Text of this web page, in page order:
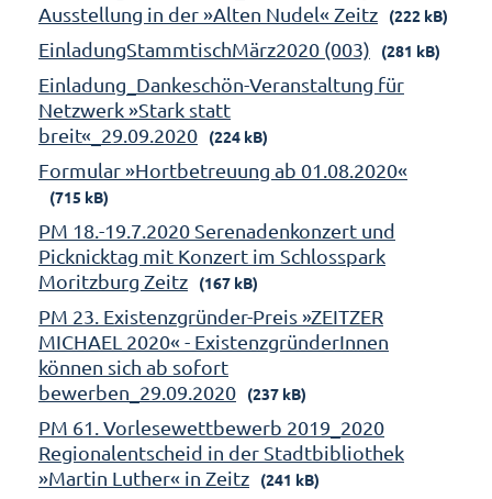
Ausstellung in der »Alten Nudel« Zeitz
(222 kB)
EinladungStammtischMärz2020 (003) (281 kB)
Einladung_Dankeschön-Veranstaltung für
Netzwerk »Stark statt
breit«_29.09.2020
(224 kB)
Formular »Hortbetreuung ab 01.08.2020«
(715 kB)
PM 18.-19.7.2020 Serenadenkonzert und
Picknicktag mit Konzert im Schlosspark
Moritzburg Zeitz
(167 kB)
PM 23. Existenzgründer-Preis »ZEITZER
MICHAEL 2020« - ExistenzgründerInnen
können sich ab sofort
bewerben_29.09.2020
(237 kB)
PM 61. Vorlesewettbewerb 2019_2020
Regionalentscheid in der Stadtbibliothek
»Martin Luther« in Zeitz
(241 kB)